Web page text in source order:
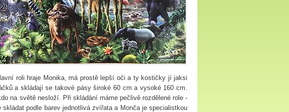
roli hraje Monika, má prostě lepší oči a ty kostičky jí jaksi
a skládají se takové pásy široké 60 cm a vysoké 160 cm.
na světě nesloží. Při skládání máme pečlivě rozdělené role -
podle barev jednotlivá zvířata a Monča je specialistkou